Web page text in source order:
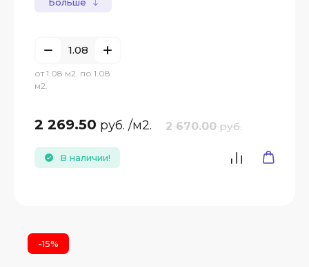
от 1.08 м2. по 1.08
м2.
2 269.50 руб. /м2. 2 670.00 руб.
В наличии!
-15%